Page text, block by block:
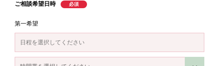
ご相談希望日時
第一希望